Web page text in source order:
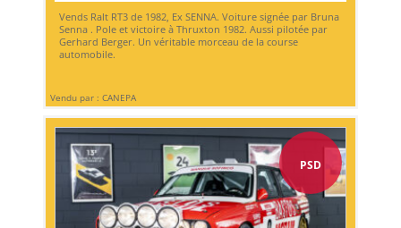
Vends Ralt RT3 de 1982, Ex SENNA. Voiture signée par Bruna
Senna . Pole et victoire à Thruxton 1982. Aussi pilotée par
Gerhard Berger. Un véritable morceau de la course
automobile.
Vendu par : CANEPA
PSD